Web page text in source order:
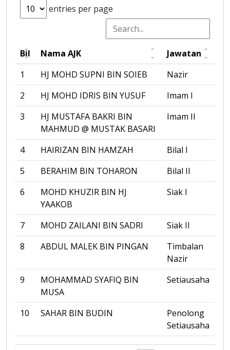
entries per page
Bil Nama AJK
Jawatan
1
HJ MOHD SUPNI BIN SOIEB
Nazir
2
HJ MOHD IDRIS BIN YUSUF
Imam I
3
HJ MUSTAFA BAKRI BIN
MAHMUD @ MUSTAK BASARI
Imam II
4 HAIRIZAN BIN HAMZAH
Bilal I
5
BERAHIM BIN TOHARON
Bilal II
6
MOHD KHUZIR BIN HJ
YAAKOB
Siak I
7 MOHD ZAILANI BIN SADRI
Siak II
8
ABDUL MALEK BIN PINGAN
Timbalan
Nazir
9
MOHAMMAD SYAFIQ BIN
MUSA
Setiausaha
10 SAHAR BIN BUDIN
Penolong
Setiausaha